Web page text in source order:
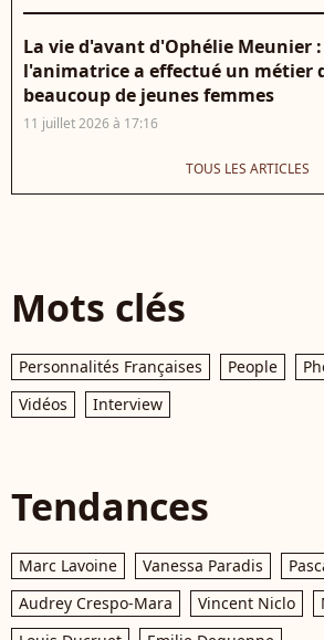
La vie d'avant d'Ophélie Meunier
l'animatrice a effectué un métier
beaucoup de jeunes femmes
11 juillet 2026 à 17:16
TOUS LES ARTICLES
Mots clés
Personnalités Françaises People
Vidéos
Interview
Tendances
Marc Lavoine Vanessa Paradis
Audrey Crespo-Mara
Vincent Niclo